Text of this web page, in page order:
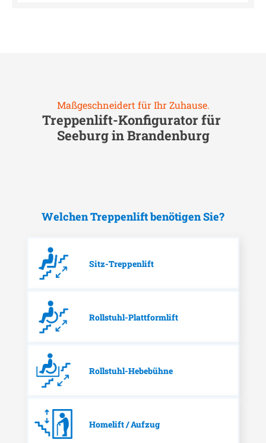
Maßgeschneidert für Ihr Zuhause.
Treppenlift-Konfigurator für
Seeburg in Brandenburg
Welchen Treppenlift benötigen Sie?
Sitz-Treppenlift
Rollstuhl-Plattformlift
Rollstuhl-Hebebühne
Homelift / Aufzug